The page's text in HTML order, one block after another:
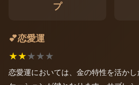
プ
💕恋愛運
★★★★★
恋愛運においては、金の特性を活か